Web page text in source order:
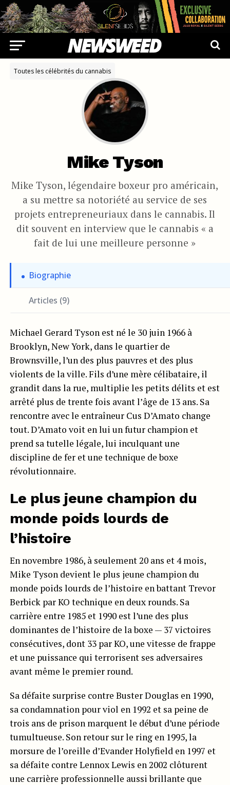
Toutes les célébrités du cannabis
Mike Tyson
Mike Tyson, légendaire boxeur pro américain,
a su mettre sa notoriété au service de ses
projets entrepreneuriaux dans le cannabis. Il
dit souvent en interview que le cannabis « a
fait de lui une meilleure personne »
Biographie
Articles (9)
Michael Gerard Tyson est né le 30 juin 1966 à
Brooklyn, New York, dans le quartier de
Brownsville, l’un des plus pauvres et des plus
violents de la ville. Fils d’une mère célibataire, il
grandit dans la rue, multiplie les petits délits et est
arrêté plus de trente fois avant l’âge de 13 ans. Sa
rencontre avec le entraîneur Cus D’Amato change
tout. D’Amato voit en lui un futur champion et
prend sa tutelle légale, lui inculquant une
discipline de fer et une technique de boxe
révolutionnaire.
Le plus jeune champion du
monde poids lourds de
l’histoire
En novembre 1986, à seulement 20 ans et 4 mois,
Mike Tyson devient le plus jeune champion du
monde poids lourds de l’histoire en battant Trevor
Berbick par KO technique en deux rounds. Sa
carrière entre 1985 et 1990 est l’une des plus
dominantes de l’histoire de la boxe — 37 victoires
consécutives, dont 33 par KO, une vitesse de frappe
et une puissance qui terrorisent ses adversaires
avant même le premier round.
Sa défaite surprise contre Buster Douglas en 1990,
sa condamnation pour viol en 1992 et sa peine de
trois ans de prison marquent le début d’une période
tumultueuse. Son retour sur le ring en 1995, la
morsure de l’oreille d’Evander Holyfield en 1997 et
sa défaite contre Lennox Lewis en 2002 clôturent
une carrière professionnelle aussi brillante que